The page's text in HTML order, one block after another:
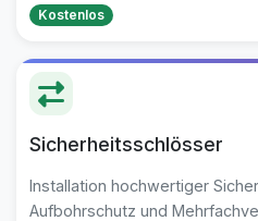
Kostenlos
Sicherheitsschlösser
Installation hochwertiger
Aufbohrschutz und